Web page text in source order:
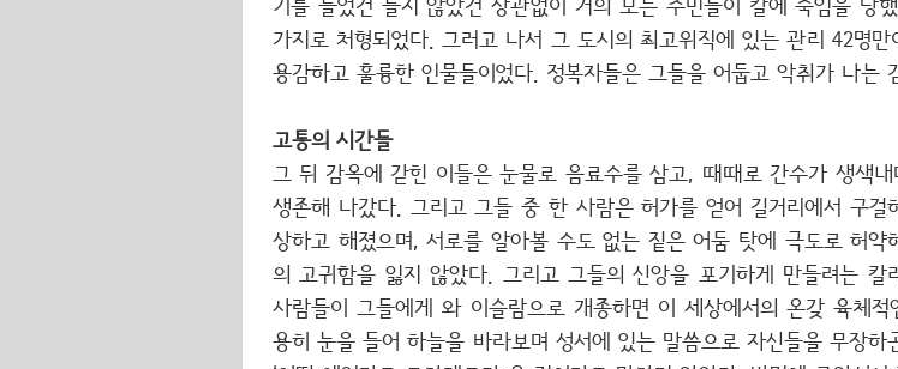
기를 들었건 들지 않았건 상관없이 거의 모든 주민들이 칼에 죽임을 당
가지로 처형되었다. 그러고 나서 그 도시의 최고위직에 있는 관리 42명
용감하고 훌륭한 인물들이었다. 정복자들은 그들을 어둡고 악취가 나는
고통의 시간들
그 뒤 감옥에 갇힌 이들은 눈물로 음료수를 삼고, 때때로 간수가 생색내
생존해 나갔다. 그리고 그들 중 한 사람은 허가를 얻어 길거리에서 구
상하고 해졌으며, 서로를 알아볼 수도 없는 짙은 어둠 탓에 극도로 허
의 고귀함을 잃지 않았다. 그리고 그들의 신앙을 포기하게 만들려는
사람들이 그들에게 와 이슬람으로 개종하면 이 세상에서의 온갖 육체
용히 눈을 들어 하늘을 바라보며 성서에 있는 말씀으로 자신들을 무장